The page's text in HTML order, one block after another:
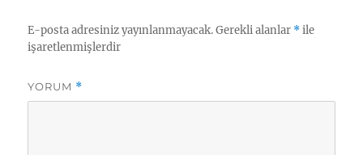
h
e
E-posta adresiniz yayınlanmayacak. Gerekli alanlar *ile
işaretlenmişlerdir
YORUM *